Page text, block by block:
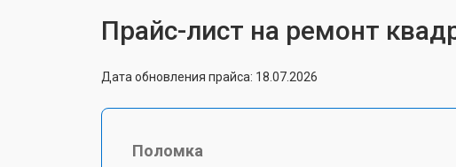
Прайс-лист на ремонт
Дата обновления прайса: 18.07.2026
Поломка